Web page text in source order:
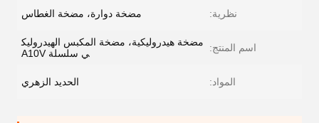
نظرية: مضخة دوارة، مضخة الغطاس
اسم المنتج:
مضخة هيدروليكية، مضخة المكبس الهيدروليك
ي سلسلة A10V
المواد: الحديد الزهري